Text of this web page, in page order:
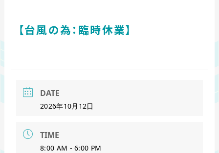
【台風の為：臨時休業】
DATE
2026年10月12日
TIME
8:00 AM - 6:00 PM